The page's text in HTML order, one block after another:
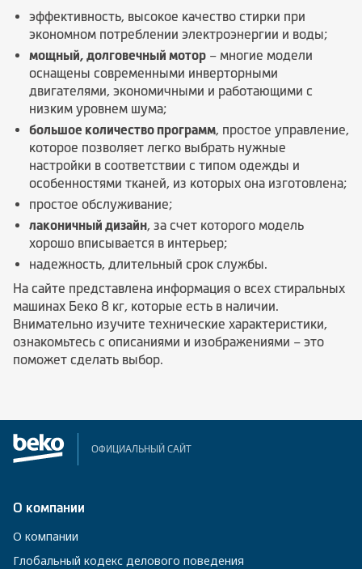
эффективность, высокое качество стирки при
экономном потреблении электроэнергии и воды;
мощный, долговечный мотор – многие модели
оснащены современными инверторными
двигателями, экономичными и работающими с
низким уровнем шума;
большое количество программ , простое управление,
которое позволяет легко выбрать нужные
настройки в соответствии с типом одежды и
особенностями тканей, из которых она изготовлена;
простое обслуживание;
лаконичный дизайн , за счет которого модель
хорошо вписывается в интерьер;
надежность, длительный срок службы.
На сайте представлена информация о всех стиральных
машинах Беко 8 кг, которые есть в наличии.
Внимательно изучите технические характеристики,
ознакомьтесь с описаниями и изображениями – это
поможет сделать выбор.
ОФИЦИАЛЬНЫЙ САЙТ
О компании
О компании
Глобальный кодекс делового поведения